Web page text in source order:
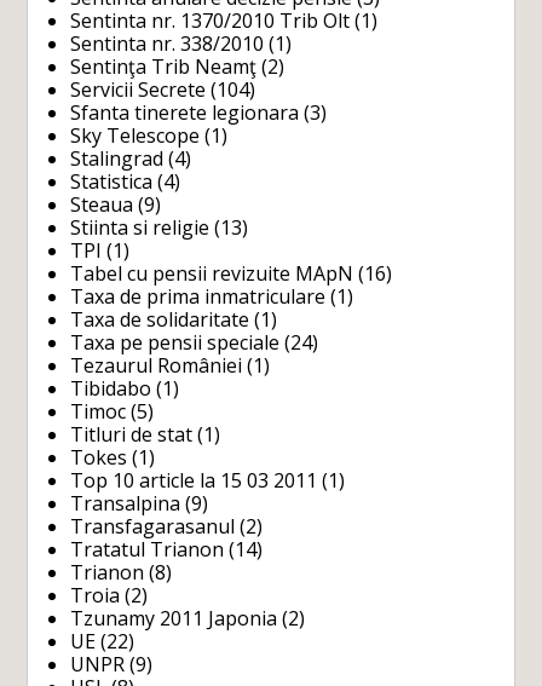
Sentinta nr. 1370/2010 Trib Olt (1)
Sentinta nr. 338/2010 (1)
Sentinţa Trib Neamţ (2)
Servicii Secrete (104)
Sfanta tinerete legionara (3)
Sky Telescope (1)
Stalingrad (4)
Statistica (4)
Steaua (9)
Stiinta si religie (13)
TPI (1)
Tabel cu pensii revizuite MApN (16)
Taxa de prima inmatriculare (1)
Taxa de solidaritate (1)
Taxa pe pensii speciale (24)
Tezaurul României (1)
Tibidabo (1)
Timoc (5)
Titluri de stat (1)
Tokes (1)
Top 10 article la 15 03 2011 (1)
Transalpina (9)
Transfagarasanul (2)
Tratatul Trianon (14)
Trianon (8)
Troia (2)
Tzunamy 2011 Japonia (2)
UE (22)
UNPR (9)